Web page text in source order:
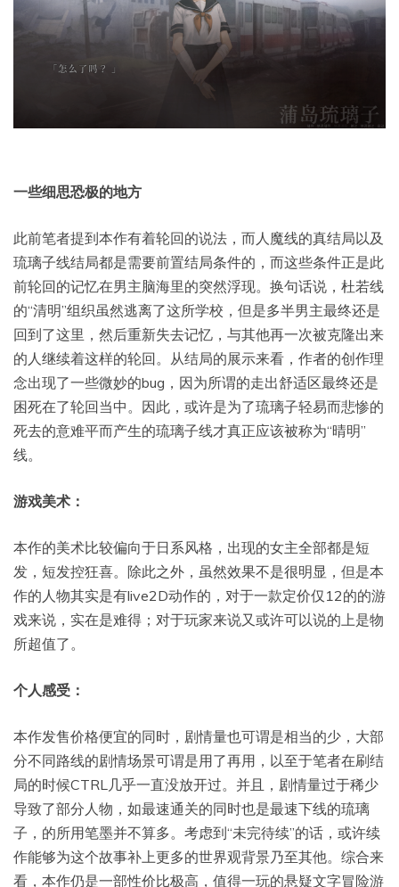
一些细思恐极的地方
此前笔者提到本作有着轮回的说法，而人魔线的真结局以及
琉璃子线结局都是需要前置结局条件的，而这些条件正是此
前轮回的记忆在男主脑海里的突然浮现。换句话说，杜若线
的“清明”组织虽然逃离了这所学校，但是多半男主最终还是
回到了这里，然后重新失去记忆，与其他再一次被克隆出来
的人继续着这样的轮回。从结局的展示来看，作者的创作理
念出现了一些微妙的bug，因为所谓的走出舒适区最终还是
困死在了轮回当中。因此，或许是为了琉璃子轻易而悲惨的
死去的意难平而产生的琉璃子线才真正应该被称为“晴明”
线。
游戏美术：
本作的美术比较偏向于日系风格，出现的女主全部都是短
发，短发控狂喜。除此之外，虽然效果不是很明显，但是本
作的人物其实是有live2D动作的，对于一款定价仅12的的游
戏来说，实在是难得；对于玩家来说又或许可以说的上是物
所超值了。
个人感受：
本作发售价格便宜的同时，剧情量也可谓是相当的少，大部
分不同路线的剧情场景可谓是用了再用，以至于笔者在刷结
局的时候CTRL几乎一直没放开过。并且，剧情量过于稀少
导致了部分人物，如最速通关的同时也是最速下线的琉璃
子，的所用笔墨并不算多。考虑到“未完待续”的话，或许续
作能够为这个故事补上更多的世界观背景乃至其他。综合来
看，本作仍是一部性价比极高，值得一玩的悬疑文字冒险游